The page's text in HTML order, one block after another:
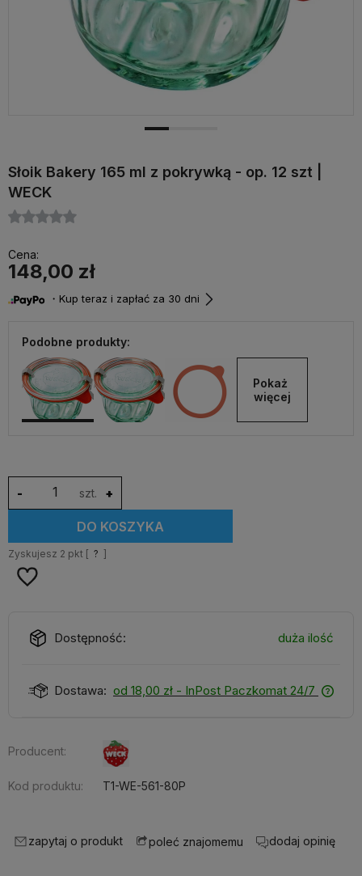
Słoik Bakery 165 ml z pokrywką - op. 12 szt |
WECK
Cena:
148,00 zł
・Kup teraz i zapłać za 30 dni
Podobne produkty:
Pokaż
więcej
szt. +
-
DO KOSZYKA
Zyskujesz 2 pkt [ ? ]
Dostępność: duża ilość
Dostawa: od 18,00 zł - InPost Paczkomat 24/7
Producent:
Kod produktu: T1-WE-561-80P
zapytaj o produkt poleć znajomemu dodaj opinię